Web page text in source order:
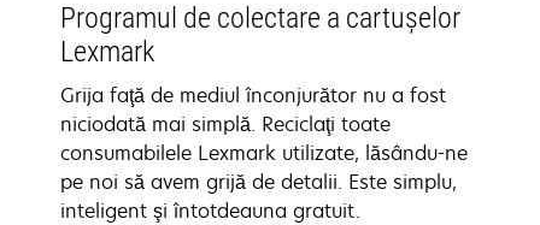
Programul de colectare a cartuşelor
Lexmark
Grija faţă de mediul înconjurător nu a fost
niciodată mai simplă. Reciclaţi toate
consumabilele Lexmark utilizate, lăsându-ne
pe noi să avem grijă de detalii. Este simplu,
inteligent şi întotdeauna gratuit.